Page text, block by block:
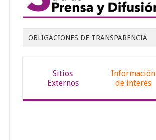
OBLIGACIONES DE TRANSPARENCIA
Sitios
Externos
Información
de interés